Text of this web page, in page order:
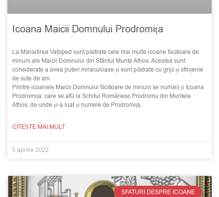
Icoana Maicii Domnului Prodromița
La Mănăstirea Vatoped sunt păstrate cele mai multe icoane făcătoare de
minuni ale Maicii Domnului din Sfântul Munte Athos. Acestea sunt
considerate a avea puteri miraculoase și sunt păstrate cu grijă și sfințenie
de sute de ani.
Printre icoanele Maicii Domnului făcătoare de minuni se numără și Icoana
Prodromița, care se află la Schitul Românesc Prodromu din Muntele
Athos, de unde și-a luat și numele de Prodromița.
CITEȘTE MAI MULT
5 aprilie 2022
SFATURI DESPRE ICOANE